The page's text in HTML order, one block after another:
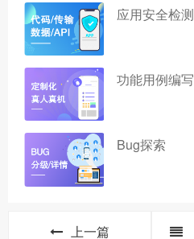
应用安全检测
功能用例编写
Bug探索
上一篇